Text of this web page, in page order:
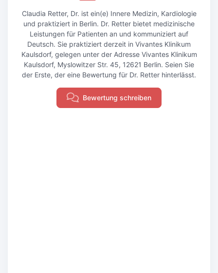
Claudia Retter, Dr. ist ein(e) Innere Medizin, Kardiologie
und praktiziert in Berlin. Dr. Retter bietet medizinische
Leistungen für Patienten an und kommuniziert auf
Deutsch. Sie praktiziert derzeit in Vivantes Klinikum
Kaulsdorf, gelegen unter der Adresse Vivantes Klinikum
Kaulsdorf, Myslowitzer Str. 45, 12621 Berlin. Seien Sie
der Erste, der eine Bewertung für Dr. Retter hinterlässt.
Bewertung schreiben